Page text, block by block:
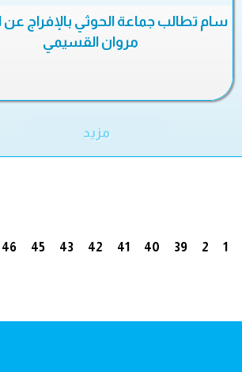
سام تطالب جماعة الحوثي بالإفراج عن
مروان القسيمي
مزيد
1
2
39
40
41
42
43
45
46